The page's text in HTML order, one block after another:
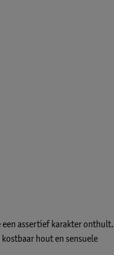
een assertief karakter onthult.
hout en sensuele